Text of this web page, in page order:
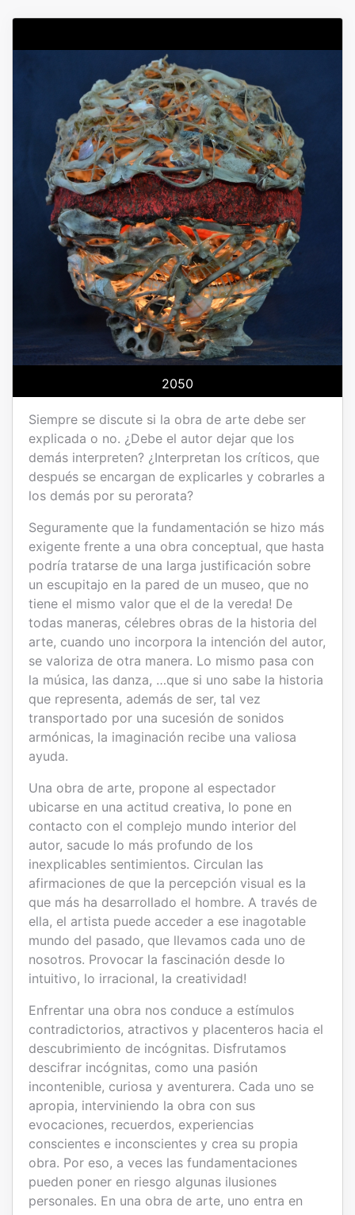
2050
Siempre se discute si la obra de arte debe ser
explicada o no. ¿Debe el autor dejar que los
demás interpreten? ¿Interpretan los críticos, que
después se encargan de explicarles y cobrarles a
los demás por su perorata?
Seguramente que la fundamentación se hizo más
exigente frente a una obra conceptual, que hasta
podría tratarse de una larga justificación sobre
un escupitajo en la pared de un museo, que no
tiene el mismo valor que el de la vereda! De
todas maneras, célebres obras de la historia del
arte, cuando uno incorpora la intención del autor,
se valoriza de otra manera. Lo mismo pasa con
la música, las danza, …que si uno sabe la historia
que representa, además de ser, tal vez
transportado por una sucesión de sonidos
armónicas, la imaginación recibe una valiosa
ayuda.
Una obra de arte, propone al espectador
ubicarse en una actitud creativa, lo pone en
contacto con el complejo mundo interior del
autor, sacude lo más profundo de los
inexplicables sentimientos. Circulan las
afirmaciones de que la percepción visual es la
que más ha desarrollado el hombre. A través de
ella, el artista puede acceder a ese inagotable
mundo del pasado, que llevamos cada uno de
nosotros. Provocar la fascinación desde lo
intuitivo, lo irracional, la creatividad!
Enfrentar una obra nos conduce a estímulos
contradictorios, atractivos y placenteros hacia el
descubrimiento de incógnitas. Disfrutamos
descifrar incógnitas, como una pasión
incontenible, curiosa y aventurera. Cada uno se
apropia, interviniendo la obra con sus
evocaciones, recuerdos, experiencias
conscientes e inconscientes y crea su propia
obra. Por eso, a veces las fundamentaciones
pueden poner en riesgo algunas ilusiones
personales. En una obra de arte, uno entra en